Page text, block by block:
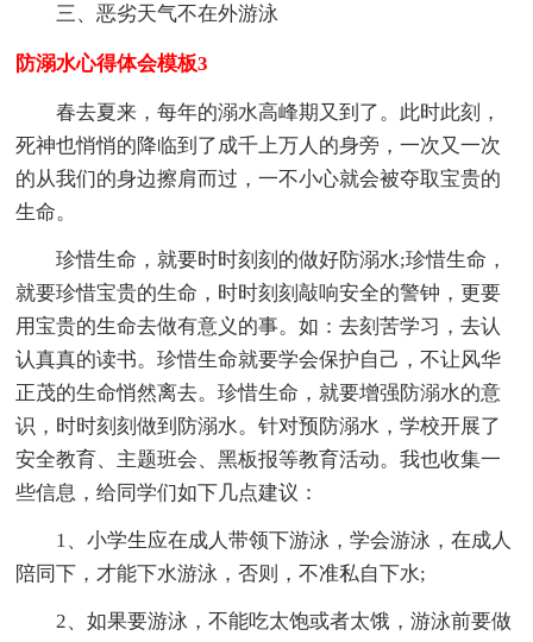
三、恶劣天气不在外游泳
防溺水心得体会模板3
春去夏来，每年的溺水高峰期又到了。此时此刻，
死神也悄悄的降临到了成千上万人的身旁，一次又一次
的从我们的身边擦肩而过，一不小心就会被夺取宝贵的
生命。
珍惜生命，就要时时刻刻的做好防溺水;珍惜生命，
就要珍惜宝贵的生命，时时刻刻敲响安全的警钟，更要
用宝贵的生命去做有意义的事。如：去刻苦学习，去认
认真真的读书。珍惜生命就要学会保护自己，不让风华
正茂的生命悄然离去。珍惜生命，就要增强防溺水的意
识，时时刻刻做到防溺水。针对预防溺水，学校开展了
安全教育、主题班会、黑板报等教育活动。我也收集一
些信息，给同学们如下几点建议：
1、小学生应在成人带领下游泳，学会游泳，在成人
陪同下，才能下水游泳，否则，不准私自下水;
2、如果要游泳，不能吃太饱或者太饿，游泳前要做